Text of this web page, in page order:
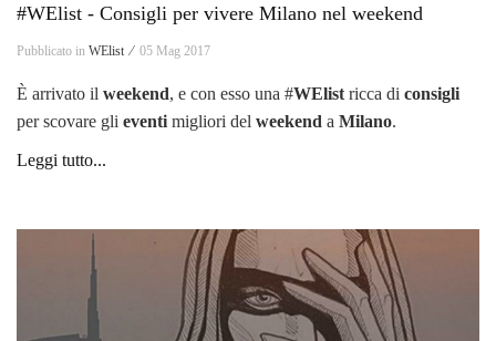
#WElist - Consigli per vivere Milano nel weekend
Pubblicato in WElist ⁄ 05 Mag 2017
È arrivato il weekend, e con esso una #WElist ricca di consigli
per scovare gli eventi migliori del weekend a Milano.
Leggi tutto...